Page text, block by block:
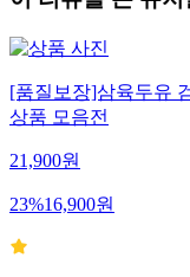
[품질보장]삼육두유
상품 모음전
21,900원
23%16,900원